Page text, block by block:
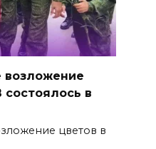
возложение
в
цветов в